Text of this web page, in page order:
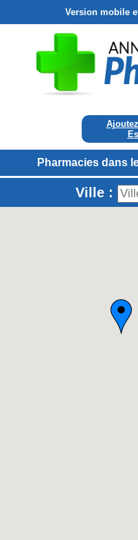
Version mobile
Pharmacies dans
Ville :